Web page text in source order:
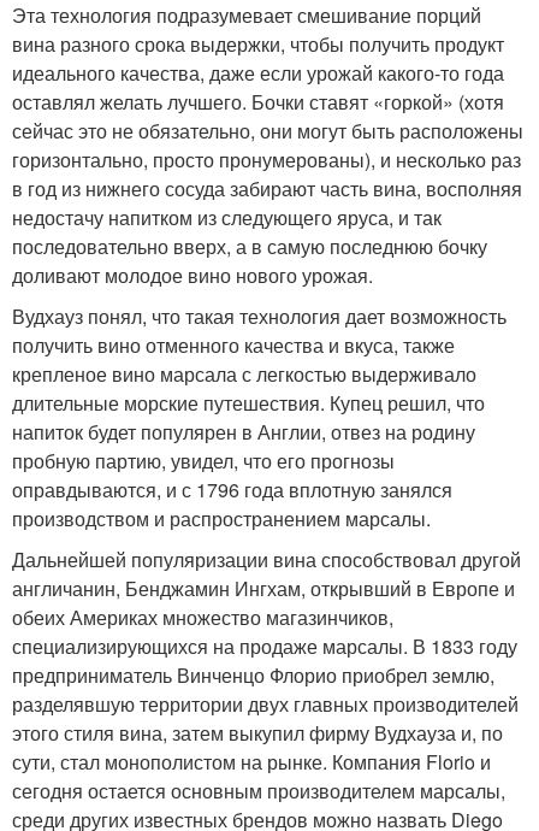
Эта технология подразумевает смешивание порций
вина разного срока выдержки, чтобы получить продукт
идеального качества, даже если урожай какого-то года
оставлял желать лучшего. Бочки ставят «горкой» (хотя
сейчас это не обязательно, они могут быть расположены
горизонтально, просто пронумерованы), и несколько раз
в год из нижнего сосуда забирают часть вина, восполняя
недостачу напитком из следующего яруса, и так
последовательно вверх, а в самую последнюю бочку
доливают молодое вино нового урожая.
Вудхауз понял, что такая технология дает возможность
получить вино отменного качества и вкуса, также
крепленое вино марсала с легкостью выдерживало
длительные морские путешествия. Купец решил, что
напиток будет популярен в Англии, отвез на родину
пробную партию, увидел, что его прогнозы
оправдываются, и с 1796 года вплотную занялся
производством и распространением марсалы.
Дальнейшей популяризации вина способствовал другой
англичанин, Бенджамин Ингхам, открывший в Европе и
обеих Америках множество магазинчиков,
специализирующихся на продаже марсалы. В 1833 году
предприниматель Винченцо Флорио приобрел землю,
разделявшую территории двух главных производителей
этого стиля вина, затем выкупил фирму Вудхауза и, по
сути, стал монополистом на рынке. Компания Florio и
сегодня остается основным производителем марсалы,
среди других известных брендов можно назвать Diego